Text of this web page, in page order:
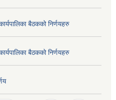
बैठकको निर्णयहरु
बैठकको निर्णयहरु